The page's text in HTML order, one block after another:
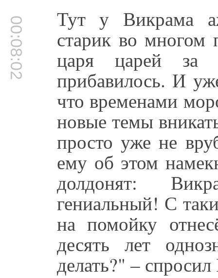
00:08:02 Тут у Викрама
старик во
царя царей за
прибавилось. И
что временами
новые темы
просто уже не
ему об этом
долдонят:
гениальный! С
на помойку
десять лет
делать?" –